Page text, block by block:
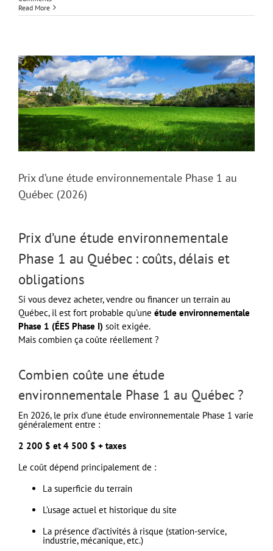
Read More
Prix d’une étude environnementale Phase 1 au
Québec (2026)
Prix d’une étude environnementale
Phase 1 au Québec : coûts, délais et
obligations
Si vous devez acheter, vendre ou financer un terrain au
Québec, il est fort probable qu’une étude environnementale
Phase 1 (ÉES Phase I) soit exigée.
Mais combien ça coûte réellement ?
Combien coûte une étude
environnementale Phase 1 au Québec ?
En 2026, le prix d’une étude environnementale Phase 1 varie
généralement entre :
2 200 $ et 4 500 $ + taxes
Le coût dépend principalement de :
La superficie du terrain
L’usage actuel et historique du site
La présence d’activités à risque (station-service,
industrie, mécanique, etc.)